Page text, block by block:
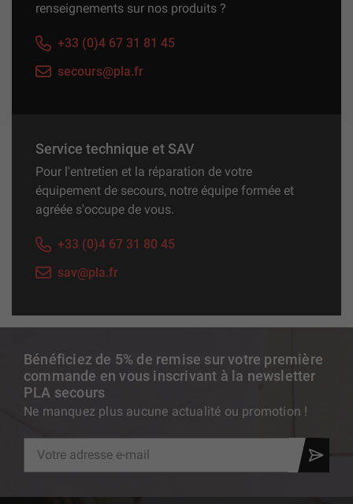
Bénéficiez de 5% de remise sur votre première
commande en vous inscrivant à la newsletter
PLA secours
Ne manquez plus aucune actualité ou promotion !
renseignements sur nos produits ?
+33 (0)4 67 31 81 45
secours@pla.fr
Service technique et SAV
Pour l'entretien et la réparation de votre
équipement de secours, notre équipe formée et
agréée s'occupe de vous.
+33 (0)4 67 31 80 45
sav@pla.fr